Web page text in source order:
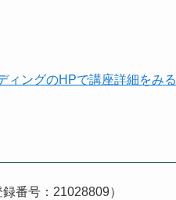
ィングのHPで講座詳細をみる
番号：21028809）